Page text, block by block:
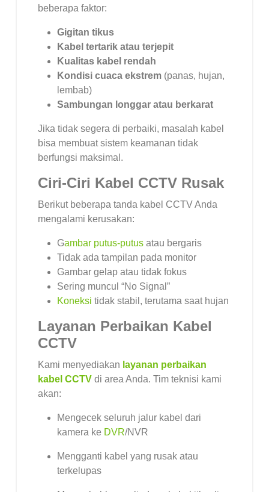
beberapa faktor:
Gigitan tikus
Kabel tertarik atau terjepit
Kualitas kabel rendah
Kondisi cuaca ekstrem (panas, hujan,
lembab)
Sambungan longgar atau berkarat
Jika tidak segera di perbaiki, masalah kabel
bisa membuat sistem keamanan tidak
berfungsi maksimal.
Ciri-Ciri Kabel CCTV Rusak
Berikut beberapa tanda kabel CCTV Anda
mengalami kerusakan:
Gambar putus-putus atau bergaris
Tidak ada tampilan pada monitor
Gambar gelap atau tidak fokus
Sering muncul “No Signal”
Koneksi tidak stabil, terutama saat hujan
Layanan Perbaikan Kabel
CCTV
Kami menyediakan layanan perbaikan
kabel CCTV di area Anda. Tim teknisi kami
akan:
Mengecek seluruh jalur kabel dari
kamera ke DVR/NVR
Mengganti kabel yang rusak atau
terkelupas